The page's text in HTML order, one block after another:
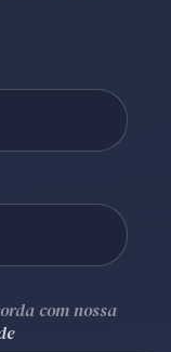
com nossa